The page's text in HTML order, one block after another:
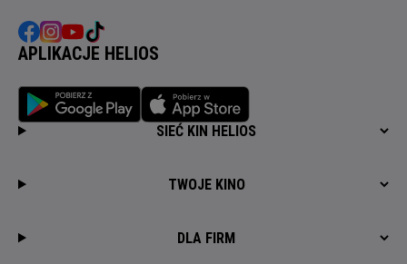
APLIKACJE HELIOS
SIEĆ KIN HELIOS
TWOJE KINO
DLA FIRM